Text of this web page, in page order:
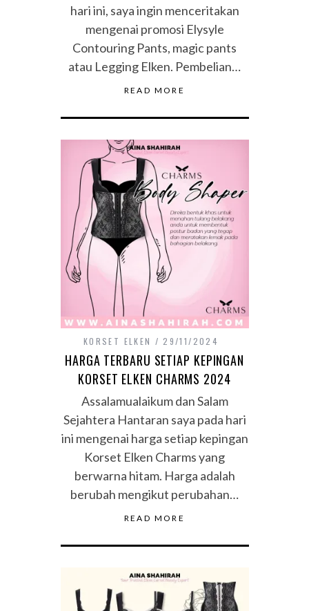
hari ini, saya ingin menceritakan
mengenai promosi Elysyle
Contouring Pants, magic pants
atau Legging Elken. Pembelian…
READ MORE
KORSET ELKEN 29/11/2024
HARGA TERBARU SETIAP KEPINGAN
KORSET ELKEN CHARMS 2024
Assalamualaikum dan Salam
Sejahtera Hantaran saya pada hari
ini mengenai harga setiap kepingan
Korset Elken Charms yang
berwarna hitam. Harga adalah
berubah mengikut perubahan…
READ MORE